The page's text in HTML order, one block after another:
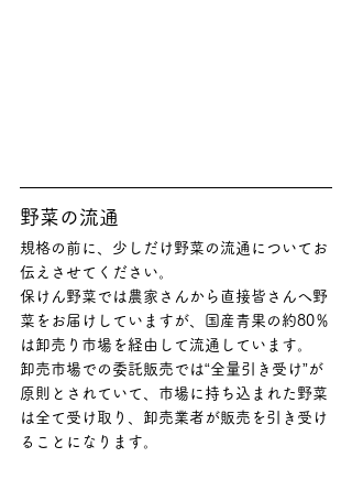
野菜の流通
規格の前に、少しだけ野菜の流通についてお
伝えさせてください。
保けん野菜では農家さんから直接皆さんへ野
菜をお届けしていますが、国産青果の約80％
は卸売り市場を経由して流通しています。
卸売市場での委託販売では“全量引き受け”が
原則とされていて、市場に持ち込まれた野菜
は全て受け取り、卸売業者が販売を引き受け
ることになります。